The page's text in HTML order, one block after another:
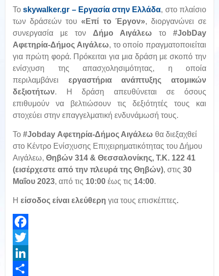
Toskywalker.gr – Εργασία στην Ελλάδα, στο πλαίσιο
των δράσεών του«Επί το Έργον», διοργανώνει σε
συνεργασία με τον Δήμο Αιγάλεω το#JobDay
Αφετηρία-Δήμος Αιγάλεω, το οποίο πραγματοποιείται
για πρώτη φορά. Πρόκειται για μια δράση με σκοπό την
ενίσχυση της απασχολησιμότητας, η οποία
περιλαμβάνει εργαστήρια ανάπτυξης ατομικών
δεξιοτήτων. Η δράση απευθύνεται σε όσους
επιθυμούν να βελτιώσουν τις δεξιότητές τους και
στοχεύει στην επαγγελματική ενδυνάμωσή τους.
Το #Jobday Αφετηρία-Δήμος Αιγάλεω θα διεξαχθεί
στο Κέντρο Ενίσχυσης Επιχειρηματικότητας του Δήμου
Αιγάλεω, Θηβών 314 & Θεσσαλονίκης, Τ.Κ. 122 41
(εισέρχεστε από την πλευρά της Θηβών), στις 30
Μαΐου 2023, από τις 10:00 έως τις 14:00.
Η είσοδος είναι ελεύθερη για τους επισκέπτες.
Facebook
Twitter
LinkedIn